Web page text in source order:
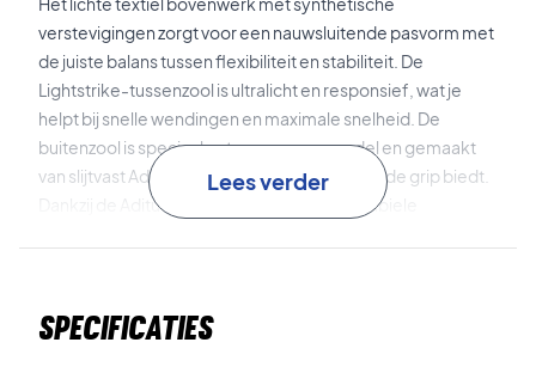
verstevigingen zorgt voor een nauwsluitende pasvorm met
de juiste balans tussen flexibiliteit en stabiliteit. De
Lightstrike-tussenzool is ultralicht en responsief, wat je
helpt bij snelle wendingen en maximale snelheid. De
buitenzool is speciaal ontworpen voor padel en gemaakt
van slijtvast Adiwear-materiaal, dat uitstekende grip biedt.
Dankzij de Adituff-versterkte neus en de stabiele
Lightstrikeis een lichtgewicht tussenzool die snelle
Lees verder
Specificaties